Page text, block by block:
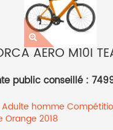
AERO M10I
public conseillé :
Adulte homme
Orange 2018